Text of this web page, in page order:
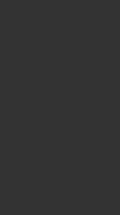
TEMPORADA DE